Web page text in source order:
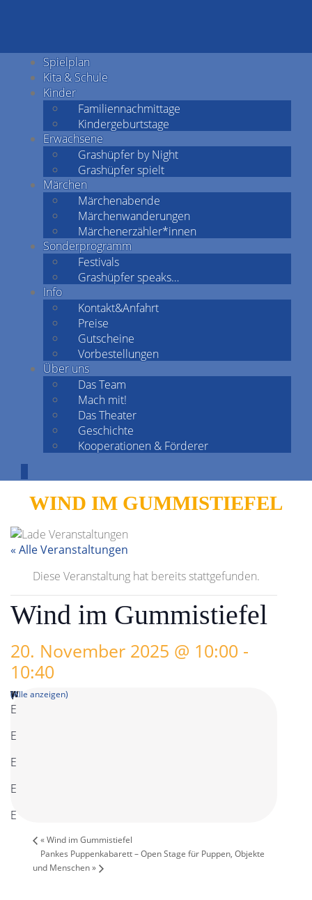
Spielplan
Kita & Schule
Kinder
Familiennachmittage
Kindergeburtstage
Erwachsene
Grashüpfer by Night
Grashüpfer spielt
Märchen
Märchenabende
Märchenwanderungen
Märchenerzähler*innen
Sonderprogramm
Festivals
Grashüpfer speaks…
Info
Kontakt&Anfahrt
Preise
Gutscheine
Vorbestellungen
Über uns
Das Team
Mach mit!
Das Theater
Geschichte
Kooperationen & Förderer
WIND IM GUMMISTIEFEL
« Alle Veranstaltungen
Diese Veranstaltung hat bereits stattgefunden.
Wind im Gummistiefel
20. November 2025 @ 10:00 -
10:40
(Alle anzeigen)
«Wind im Gummistiefel
Pankes Puppenkabarett – Open Stage für Puppen, Objekte
und Menschen»